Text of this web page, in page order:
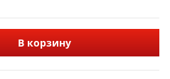
В корзину